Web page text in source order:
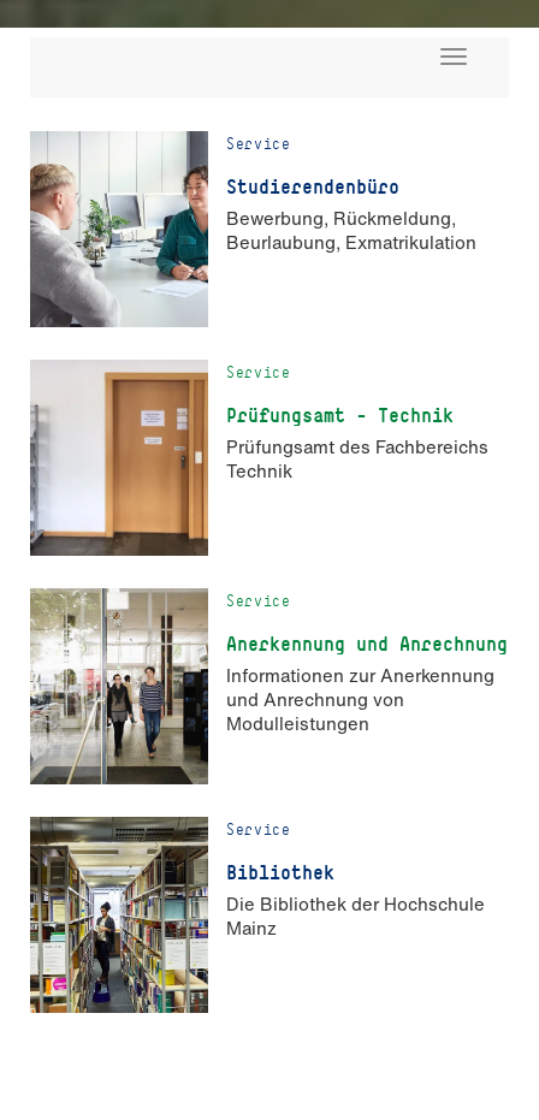
Toggle
Service
Stu­die­ren­den­büro
Bewerbung, Rückmeldung,
Beurlaubung, Exmatrikulation
Service
Prüfungsamt - Technik
Prüfungsamt des Fachbereichs
Technik
Service
An­er­ken­nung und An­rech­nung
Informationen zur Anerkennung
und Anrechnung von
Modulleistungen
Service
Bibliothek
Die Bibliothek der Hochschule
Mainz